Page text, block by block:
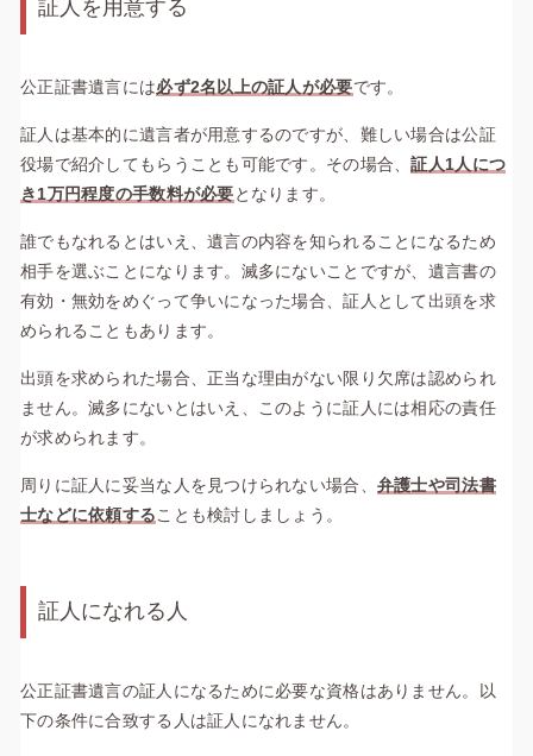
証人を用意する
公正証書遺言には必ず2名以上の証人が必要です。
証人は基本的に遺言者が用意するのですが、難しい場合は公証
役場で紹介してもらうことも可能です。その場合、証人1人につ
き1万円程度の手数料が必要となります。
誰でもなれるとはいえ、遺言の内容を知られることになるため
相手を選ぶことになります。滅多にないことですが、遺言書の
有効・無効をめぐって争いになった場合、証人として出頭を求
められることもあります。
出頭を求められた場合、正当な理由がない限り欠席は認められ
ません。滅多にないとはいえ、このように証人には相応の責任
が求められます。
周りに証人に妥当な人を見つけられない場合、 弁護士や司法書
士などに依頼することも検討しましょう。
証人になれる人
公正証書遺言の証人になるために必要な資格はありません。
以
下の条件に合致する人は証人になれません。